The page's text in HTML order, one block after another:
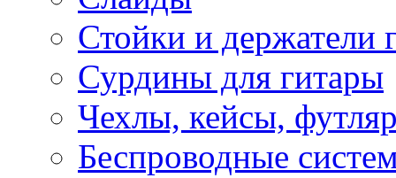
Стойки и держатели
Сурдины для гитары
Чехлы, кейсы,
Беспроводные